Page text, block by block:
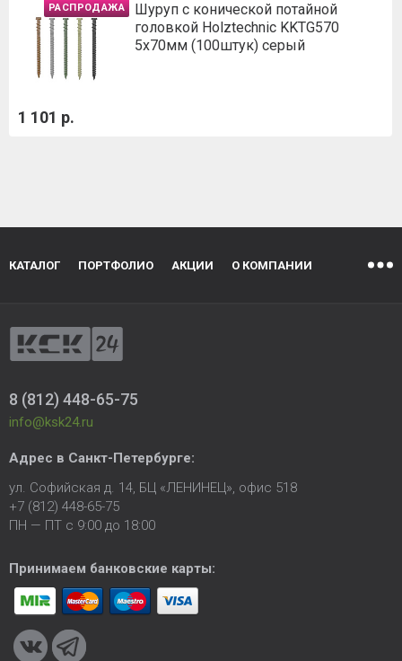
РАСПРОДАЖА
Шуруп с конической потайной
головкой Holztechnic KKTG570
5х70мм (100штук) серый
1 101 р.
КАТАЛОГ ПОРТФОЛИО АКЦИИ О КОМПАНИИ
8 (812) 448-65-75
info@ksk24.ru
Адрес в Санкт-Петербурге:
ул. Софийская д. 14, БЦ «ЛЕНИНЕЦ», офис 518
+7 (812) 448-65-75
ПН — ПТ с 9:00 до 18:00
Принимаем банковские карты: